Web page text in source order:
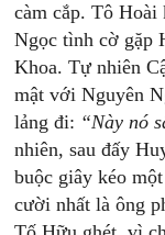
càm cắp. Tô Hoài
Ngọc tình cờ gặp
Khoa. Tự nhiên
mật với Nguyên
lảng đi: “Này nó
nhiên, sau đấy
buộc giây kéo
cười nhất là ông